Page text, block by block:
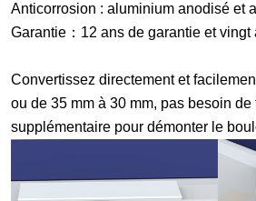
Anticorrosion : aluminium anodisé et
Garantie ： 12 ans de garantie et
Convertissez directement et
ou de 35 mm à 30 mm, pas besoin de
supplémentaire pour démonter le